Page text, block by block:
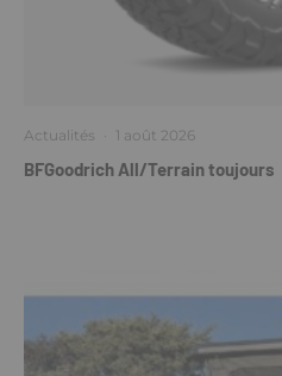
Actualités · 1 août 2026
BFGoodrich All/Terrain toujours